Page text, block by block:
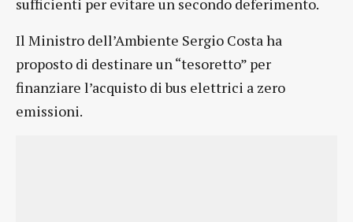
sufficienti per evitare un secondo deferimento.
Il Ministro dell’Ambiente Sergio Costa ha
proposto di destinare un “tesoretto” per
finanziare l’acquisto di bus elettrici a zero
emissioni.